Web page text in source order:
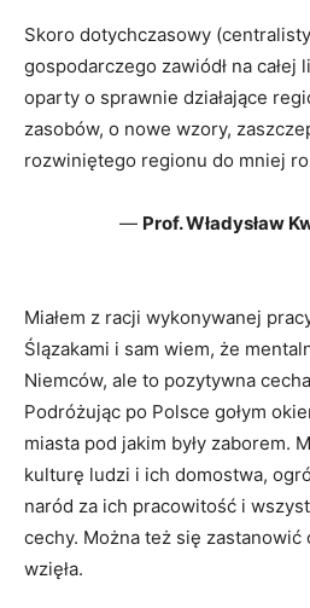
Skoro dotychczasowy
gospodarczego zawiódł na całej
oparty o sprawnie działające
zasobów, o nowe wzory,
rozwiniętego regionu do mniej
— Prof. Władysław
Miałem z racji wykonywanej
Ślązakami i sam wiem, że
Niemców, ale to pozytywna
Podróżując po Polsce gołym
miasta pod jakim były zaborem.
kulturę ludzi i ich domostwa,
naród za ich pracowitość i
cechy. Można też się zastanowić
wzięła.